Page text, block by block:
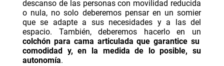
descanso de las personas con movilidad reducida
o nula, no solo deberemos pensar en un somier
que se adapte a sus necesidades y a las del
espacio. También, deberemos hacerlo en un
colchón para cama articulada que garantice su
comodidad y, en la medida de lo posible, su
autonomía.